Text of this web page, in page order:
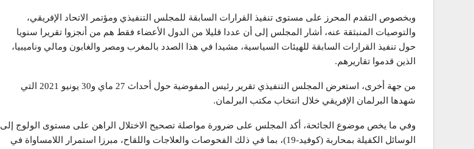
وبخصوص التقدم المحرز على مستوى تنفيذ القرارات السابقة للمجلس التنفيذي ومؤتمر الاتحاد الإفريقي،
والتوصيات المنبثقة عنه، أشار المجلس إلى أن عددا قليلا من الدول الأعضاء فقط هم من أنجزوا تقريرا سنويا
حول تنفيذ القرارات السابقة للهيئات السياسية، مشيدا في هذا الصدد بالمغرب ومصر والغابون ومالي وناميبيا،
الذين قدموا تقاريرهم.
من جهة أخرى، استعرض المجلس التنفيذي تقرير رئيس المفوضية حول أحداث 27 ماي و30 يونيو 2021 التي
شهدها البرلمان الإفريقي خلال انتخاب مكتب البرلمان.
وفي ما يخص موضوع الجائحة، أكد المجلس على ضرورة مواصلة تصحيح الاختلال الراهن على مستوى الولوج إلى
الوسائل الكفيلة بمحاربة (كوفيد-19)، بما في ذلك الفحوصات والعلاجات واللقاح، مبرزا استمرار اللامساواة في